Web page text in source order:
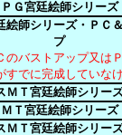
Ｇ宮廷絵師シリー
絵師シリーズ・ＰＣ
プ
のバストアップ又は
すでに完成していな
ＭＴ宮廷絵師シリー
Ｔ宮廷絵師シリー
ＭＴ宮廷絵師シリー